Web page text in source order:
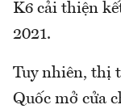
K6 cải thiện
2021.
Tuy nhiên, thị
Quốc mở cửa